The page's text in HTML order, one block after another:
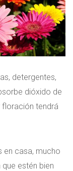
detergentes,
dióxido de
tendrá
en casa, mucho
estén bien